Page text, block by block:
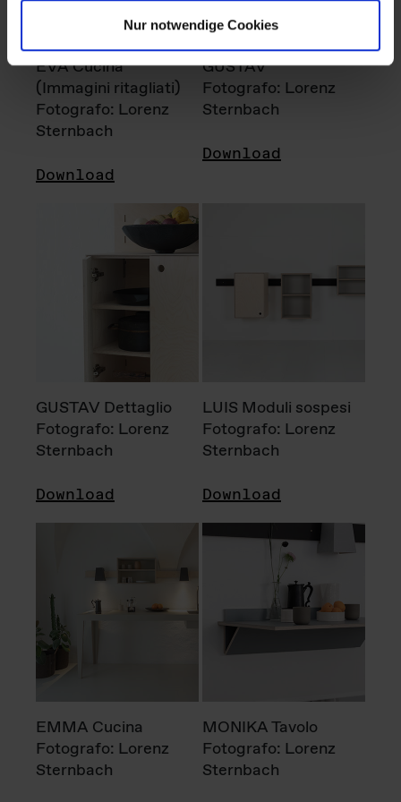
Nur notwendige Cookies
EVA Cucina
(Immagini ritagliati)
Fotografo: Lorenz
Sternbach
Download
GUSTAV
Fotografo: Lorenz
Sternbach
Download
GUSTAV Dettaglio
Fotografo: Lorenz
Sternbach
Download
LUIS Moduli sospesi
Fotografo: Lorenz
Sternbach
Download
EMMA Cucina
Fotografo: Lorenz
Sternbach
MONIKA Tavolo
Fotografo: Lorenz
Sternbach